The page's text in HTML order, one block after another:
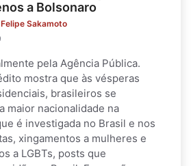
a Bolsonaro
Sakamoto
pela Agência Pública.
mostra que às vésperas
brasileiros se
maior nacionalidade na
é investigada no Brasil e nos
xingamentos a mulheres e
a LGBTs, posts que